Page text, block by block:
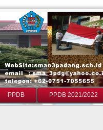
PPDB PPDB 2021/2022